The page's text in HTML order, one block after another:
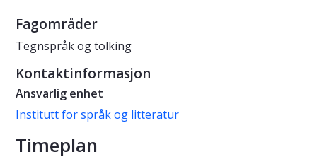
Fagområder
Tegnspråk og tolking
Kontaktinformasjon
Ansvarlig enhet
Institutt for språk og litteratur
Timeplan